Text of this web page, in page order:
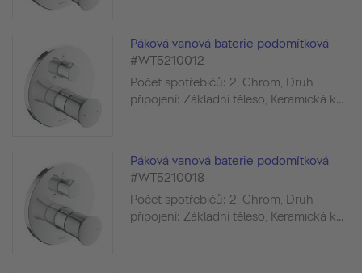
Páková vanová baterie podomítková
#WT5210012
Počet spotřebičů: 2, Chrom, Druh
připojení: Základní těleso, Keramická k...
Páková vanová baterie podomítková
#WT5210018
Počet spotřebičů: 2, Chrom, Druh
připojení: Základní těleso, Keramická k...